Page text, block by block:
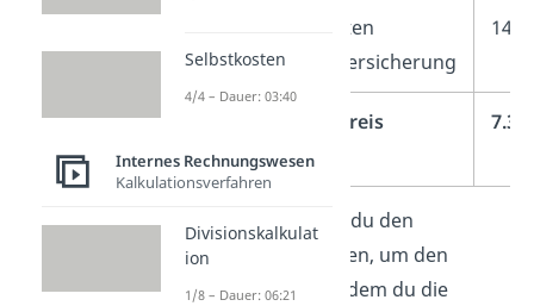
Bezugskosten
Transportversicherung
140
Einstandspreis
Außerdem kannst du den
Bezugspreis nutzten, um den
Verkaufspreis
, zu dem du die
Selbstkosten
4/4 – Dauer: 03:40
Internes Rechnungswesen
Kalkulationsverfahren
Divisionskalkulat
ion
1/8 – Dauer: 06:21